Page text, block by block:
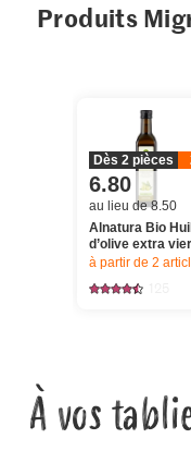
Produits
Dès 2 pièces
6.80
au lieu de 8.50
Alnatura Bio
d’olive extra
à partir de 2 articles,
À vos